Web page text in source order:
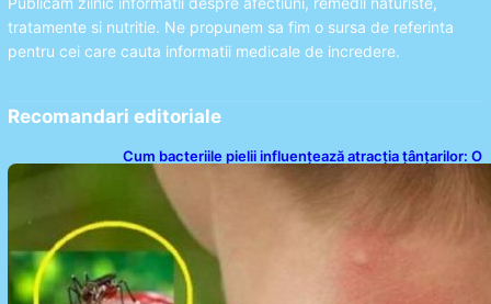
tratamente si nutritie. Ne propunem sa fim o sursa de referinta
pentru cei care cauta informatii medicale de incredere.
Recomandari editoriale
Cum bacteriile pielii influențează atracția țânțarilor: O
nouă viziune asupra alegerii victimelor